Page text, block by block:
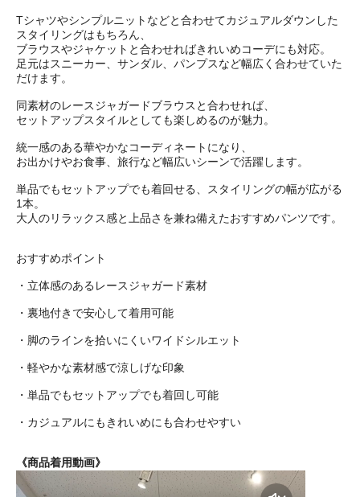
Tシャツやシンプルニットなどと合わせてカジュアルダウンした
スタイリングはもちろん、
ブラウスやジャケットと合わせればきれいめコーデにも対応。
足元はスニーカー、サンダル、パンプスなど幅広く合わせていた
だけます。
同素材のレースジャガードブラウスと合わせれば、
セットアップスタイルとしても楽しめるのが魅力。
統一感のある華やかなコーディネートになり、
お出かけやお食事、旅行など幅広いシーンで活躍します。
単品でもセットアップでも着回せる、スタイリングの幅が広がる
1本。
大人のリラックス感と上品さを兼ね備えたおすすめパンツです。
おすすめポイント
・立体感のあるレースジャガード素材
・裏地付きで安心して着用可能
・脚のラインを拾いにくいワイドシルエット
・軽やかな素材感で涼しげな印象
・単品でもセットアップでも着回し可能
・カジュアルにもきれいめにも合わせやすい
《商品着用動画》